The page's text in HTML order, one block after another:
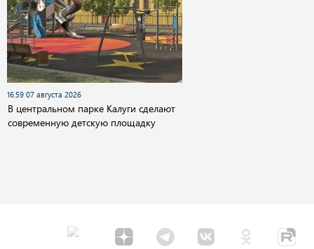
16:59 07 августа 2026
В центральном парке Калуги сделают
современную детскую площадку